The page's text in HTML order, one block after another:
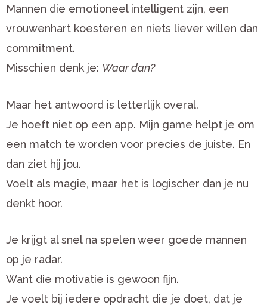
Mannen die emotioneel intelligent zijn, een
vrouwenhart koesteren en niets liever willen dan
commitment.
Misschien denk je: Waar dan?
Maar het antwoord is letterlijk overal.
Je hoeft niet op een app. Mijn game helpt je om
een match te worden voor precies de juiste. En
dan ziet hij jou.
Voelt als magie, maar het is logischer dan je nu
denkt hoor.
Je krijgt al snel na spelen weer goede mannen
op je radar.
Want die motivatie is gewoon fijn.
Je voelt bij iedere opdracht die je doet, dat je